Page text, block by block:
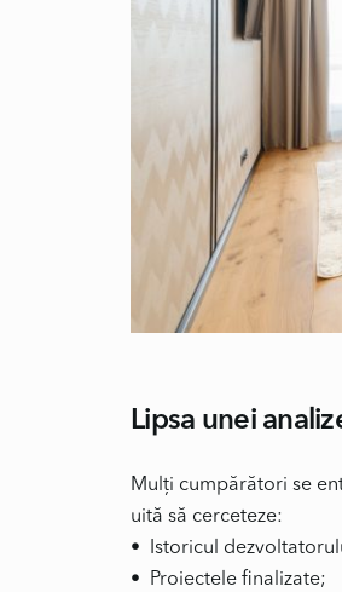
Lipsa unei
Mulți cumpărători se
uită să cerceteze:
• Istoricul
• Proiectele finalizate;